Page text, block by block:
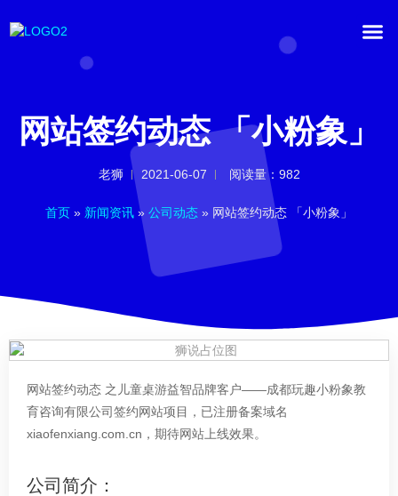
网站签约动态 「小粉象」
老狮 2021-06-07 阅读量：982
首页 » 新闻资讯 » 公司动态 » 网站签约动态 「小粉象」
网站签约动态 之儿童桌游益智品牌客户——成都玩趣小粉象教
育咨询有限公司签约网站项目，已注册备案域名
xiaofenxiang.com.cn，期待网站上线效果。
公司简介：
公司动态
网站签约动态 「小粉象」
07